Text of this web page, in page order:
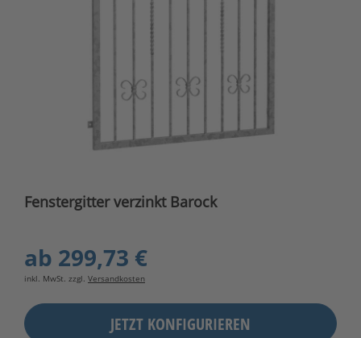
Fenstergitter verzinkt Barock
ab 299,73 €
inkl. MwSt. zzgl. Versandkosten
JETZT KONFIGURIEREN